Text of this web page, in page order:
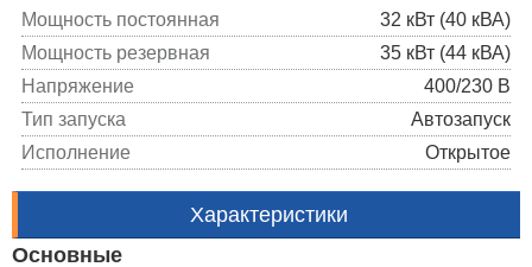
Мощность постоянная
32 кВт (40 кВА)
Мощность резервная
35 кВт (44 кВА)
Напряжение
400/230 В
Тип запуска
Автозапуск
Исполнение
Открытое
Характеристики
Основные